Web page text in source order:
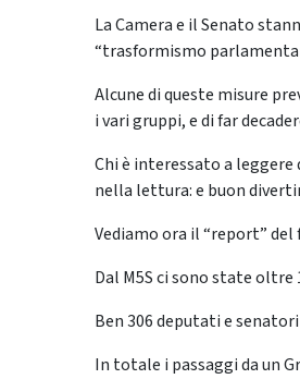
La Camera e il Senato
“trasformismo
Alcune di queste misure
i vari gruppi, e di far
Chi è interessato a
nella lettura: e buon
Vediamo ora il “report” del
Dal M5S ci sono state oltre
Ben 306 deputati e
In totale i passaggi da un